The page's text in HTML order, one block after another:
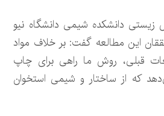
زیستی دانشکده شیمی دانشگاه نیو
این مطالعه گفت: بر خلاف مواد
قبلی، روش ما راهی برای چاپ
که از ساختار و شیمی استخوان